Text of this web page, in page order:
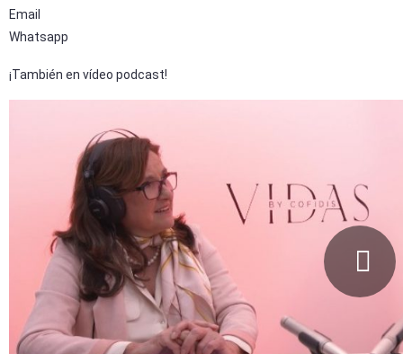
Email
Whatsapp
¡También en vídeo podcast!